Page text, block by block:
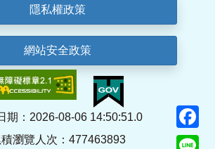
隱私權政策
網站安全政策
期：2026-08-06 14:50:51.0
積瀏覽人次：477463893